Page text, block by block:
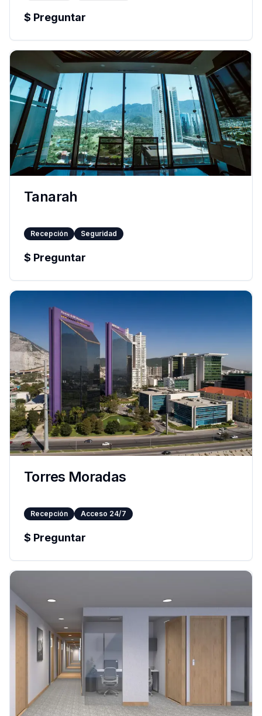
$ Preguntar
Tanarah
Recepción Seguridad
$ Preguntar
Torres Moradas
Recepción Acceso 24/7
$ Preguntar